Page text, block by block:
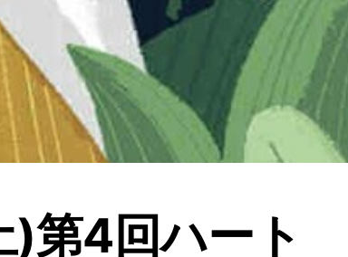
)第4回ハート